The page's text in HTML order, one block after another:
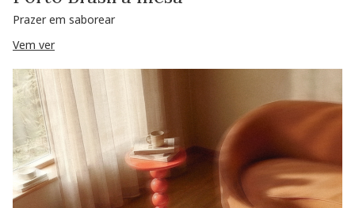
Prazer em saborear
Vem ver